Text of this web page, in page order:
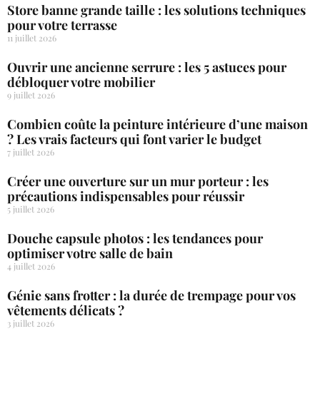
Store banne grande taille : les solutions techniques
pour votre terrasse
11 juillet 2026
Ouvrir une ancienne serrure : les 5 astuces pour
débloquer votre mobilier
9 juillet 2026
Combien coûte la peinture intérieure d’une maison
? Les vrais facteurs qui font varier le budget
7 juillet 2026
Créer une ouverture sur un mur porteur : les
précautions indispensables pour réussir
5 juillet 2026
Douche capsule photos : les tendances pour
optimiser votre salle de bain
4 juillet 2026
Génie sans frotter : la durée de trempage pour vos
vêtements délicats ?
3 juillet 2026